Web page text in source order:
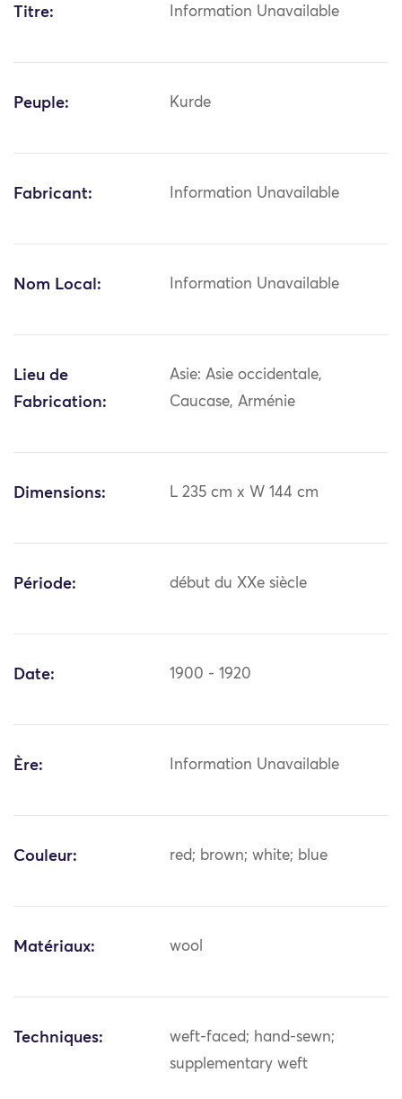
Titre: Information Unavailable
Peuple: Kurde
Fabricant: Information Unavailable
Nom Local: Information Unavailable
Lieu de
Fabrication:
Asie: Asie occidentale,
Caucase, Arménie
Dimensions: L 235 cm x W 144 cm
Période: début du XXe siècle
Date: 1900 - 1920
Ère: Information Unavailable
Couleur: red; brown; white; blue
Matériaux: wool
Techniques:
weft-faced; hand-sewn;
supplementary weft